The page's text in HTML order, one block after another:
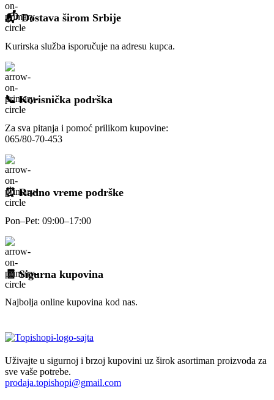
📬 Dostava širom Srbije
Kurirska služba isporučuje na adresu kupca.
📞 Korisnička podrška
Za sva pitanja i pomoć prilikom kupovine:
065/80-70-453
⏰ Radno vreme podrške
Pon–Pet: 09:00–17:00
🧾 Sigurna kupovina
Najbolja online kupovina kod nas.
Uživajte u sigurnoj i brzoj kupovini uz širok asortiman proizvoda za
sve vaše potrebe.
prodaja.topishopi@gmail.com